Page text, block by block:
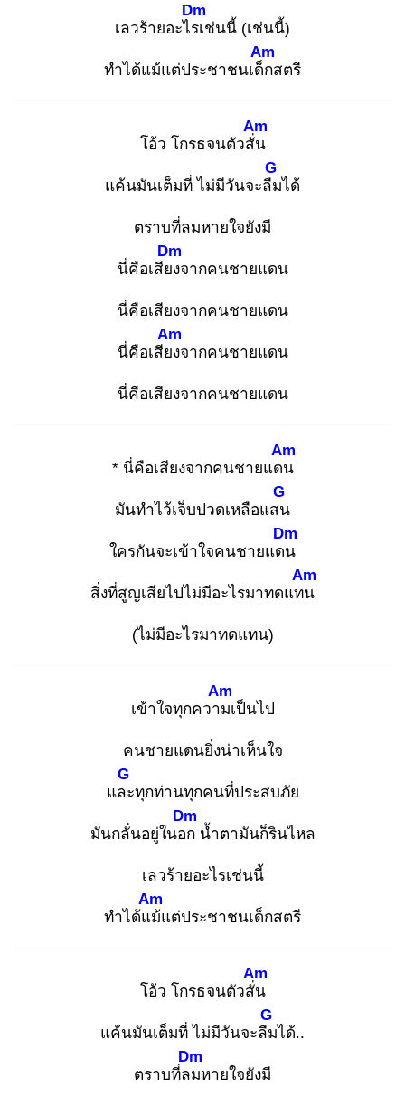
เลวร้ายอะไรเ
Dm
ช่นนี้ (เช่นนี้)
ทำได้แม้แต่ประชาชนเด็ก
Am
สตรี
โอ้ว โกรธจนตัวสั่น
Am
แค้นมันเต็มที่ ไม่มีวันจะลืม
G
ได้
ตราบที่ลมหายใจยังมี
นี่คือเสียง
Dm
จากคนชายแดน
นี่คือเสียงจากคนชายแดน
นี่คือเสียง
Am
จากคนชายแดน
นี่คือเสียงจากคนชายแดน
* นี่คือเสียงจากคนชายแดน
Am
มันทำไว้เจ็บปวดเหลือแสน
G
ใครกันจะเข้าใจคนชายแดน
Dm
สิ่งที่สูญเสียไปไม่มีอะไรมาทดแทน
Am
(ไม่มีอะไรมาทดแทน)
เข้าใจทุกความ
Am
เป็นไป
คนชายแดนยิ่งน่าเห็นใจ
และ
G
ทุกท่านทุกคนที่ประสบภัย
มันกลั่นอยู่ในอก
Dm
น้ำตามันก็รินไหล
เลวร้ายอะไรเช่นนี้
ทำได้แม้
Am
แต่ประชาชนเด็กสตรี
โอ้ว โกรธจนตัวสั่น
Am
แค้นมันเต็มที่ ไม่มีวันจะลืม
G
ได้..
ตราบที่ลม
Dm
หายใจยังมี